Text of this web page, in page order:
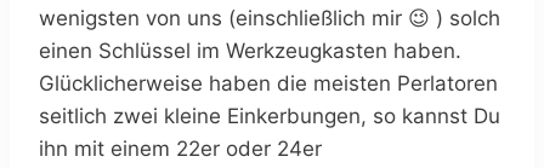
wenigsten von uns (einschließlich mir 😉 ) solch
einen Schlüssel im Werkzeugkasten haben.
Glücklicherweise haben die meisten Perlatoren
seitlich zwei kleine Einkerbungen, so kannst Du
ihn mit einem 22er oder 24er